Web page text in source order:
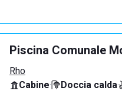
Piscina Comunale
Rho
Cabine· Doccia calda·